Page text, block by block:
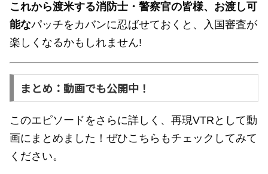
これから渡米する消防士・警察官の皆様、お渡し可
能なパッチをカバンに忍ばせておくと、入国審査が
楽しくなるかもしれません!
まとめ：動画でも公開中！
このエピソードをさらに詳しく、再現VTRとして動
画にまとめました！ぜひこちらもチェックしてみて
ください。